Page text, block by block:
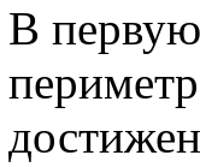
В первую